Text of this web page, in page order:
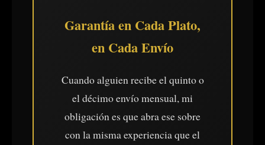
Garantía en Cada Plato,
en Cada Envío
Cuando alguien recibe el quinto o
el décimo envío mensual, mi
obligación es que abra ese sobre
con la misma experiencia que el